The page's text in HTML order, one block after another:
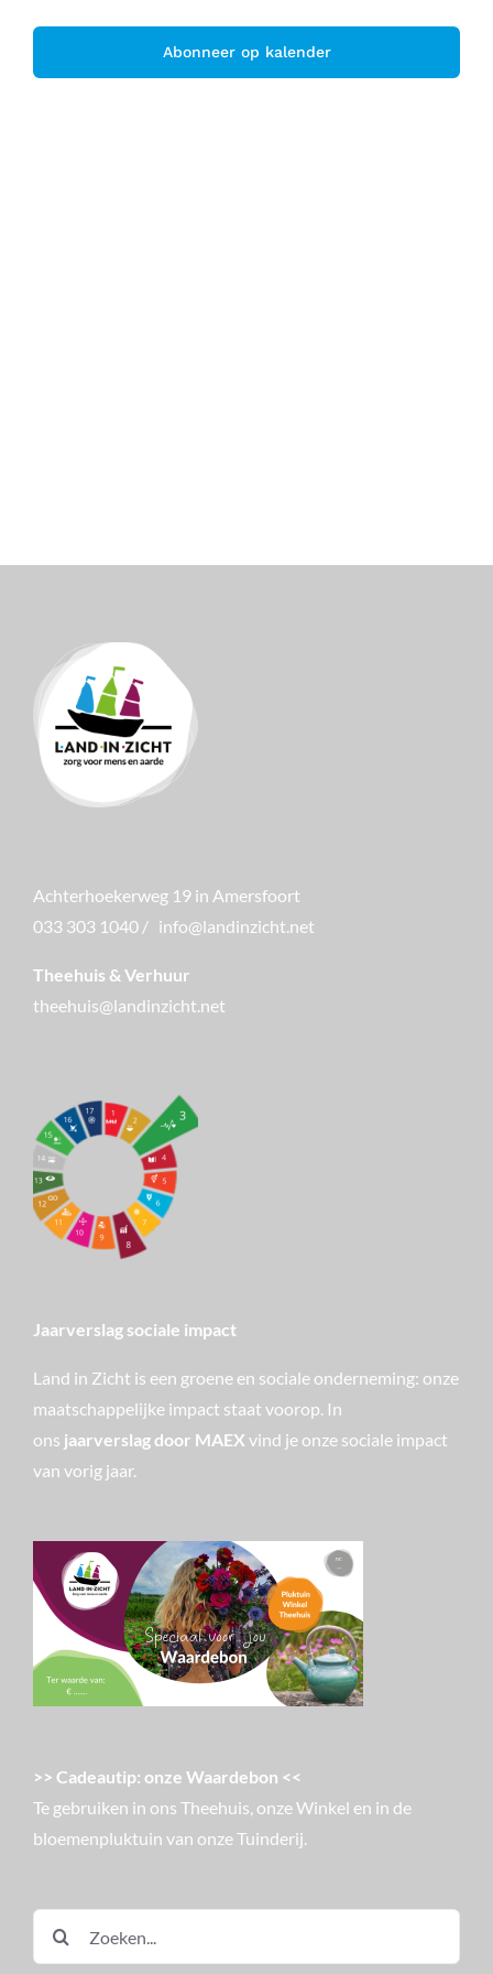
Abonneer op kalender
Achterhoekerweg 19 in Amersfoort
033 303 1040 / info@landinzicht.net
Theehuis & Verhuur
theehuis@landinzicht.net
Jaarverslag sociale impact
Land in Zicht is een groene en sociale onderneming: onze
maatschappelijke impact staat voorop. In
ons jaarverslag door MAEX vind je onze sociale impact
van vorig jaar.
>> Cadeautip: onze Waardebon <<
Te gebruiken in ons Theehuis, onze Winkel en in de
bloemenpluktuin van onze Tuinderij.